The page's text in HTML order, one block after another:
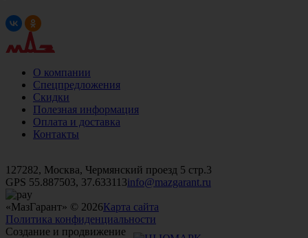
О компании
Спецпредложения
Скидки
Полезная информация
Оплата и доставка
Контакты
127282, Москва, Чермянский проезд 5 стр.3
GPS 55.887503, 37.633113info@mazgarant.ru
«МазГарант» © 2026Карта сайта
Политика конфиденциальности
Создание и продвижение